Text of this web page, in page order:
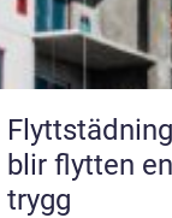
Flyttstädning
blir flytten
trygg